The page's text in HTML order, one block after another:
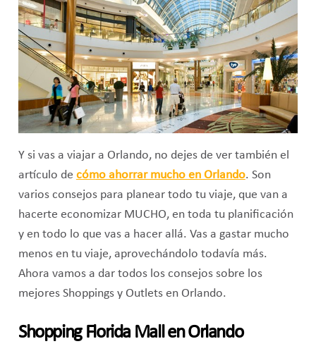
Y si vas a viajar a Orlando, no dejes de ver también el
artículo de cómo ahorrar mucho en Orlando. Son
varios consejos para planear todo tu viaje, que van a
hacerte economizar MUCHO, en toda tu planificación
y en todo lo que vas a hacer allá. Vas a gastar mucho
menos en tu viaje, aprovechándolo todavía más.
Ahora vamos a dar todos los consejos sobre los
mejores Shoppings y Outlets en Orlando.
Shopping Florida Mall en Orlando